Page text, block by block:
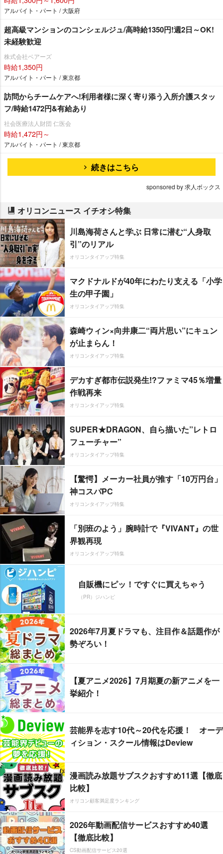
アルバイト・パート / 大阪府
超高級マンションのコンシェルジュ/高時給1350円!週2日～OK!
未経験歓迎
株式会社ベアーズ
時給1,350円
アルバイト・パート / 東京都
訪問からチームケアへ!利用者様に深く寄り添う入所介護スタッ
フ/時給1472円&有給あり
社会医療法人財団 仁医会
時給1,472円～
アルバイト・パート / 東京都
続きはこちら
sponsored by 求人ボックス
オリコンニュース イチオシ特集
川島海荷さんと学ぶ 日常に潜む“人身取
引”のリアル
オリコンタイアップ特集
マクドナルドが40年にわたり支える「小学
生の甲子園」
オリコンタイアップ特集
森崎ウィン×向井康二“両片思い”にキュン
が止まらん！
オリコンタイアップ特集
デカすぎ都市伝説発生!?ファミマ45％増量
作戦再来
オリコンタイアップ特集
SUPER★DRAGON、自ら描いた”レトロ
フューチャー”
オリコンタイアップ特集
【驚愕】メーカー社員が推す「10万円台」
神コスパPC
オリコンタイアップ特集
「別班のよう」腕時計で『VIVANT』の世
界観再現
オリコンタイアップ特集
自販機にピッ！ですぐに買えちゃう
（PR）ジハンピ
2026年7月夏ドラマも、注目作＆話題作が
勢ぞろい！
【夏アニメ2026】7月期夏の新アニメを一
挙紹介！
芸能界を志す10代～20代を応援！ オーデ
ィション・スクール情報はDeview
漫画読み放題サブスクおすすめ11選【徹底
比較】
オリコン顧客満足度ランキング
2026年動画配信サービスおすすめ40選
【徹底比較】
CS動画配信サービス20選